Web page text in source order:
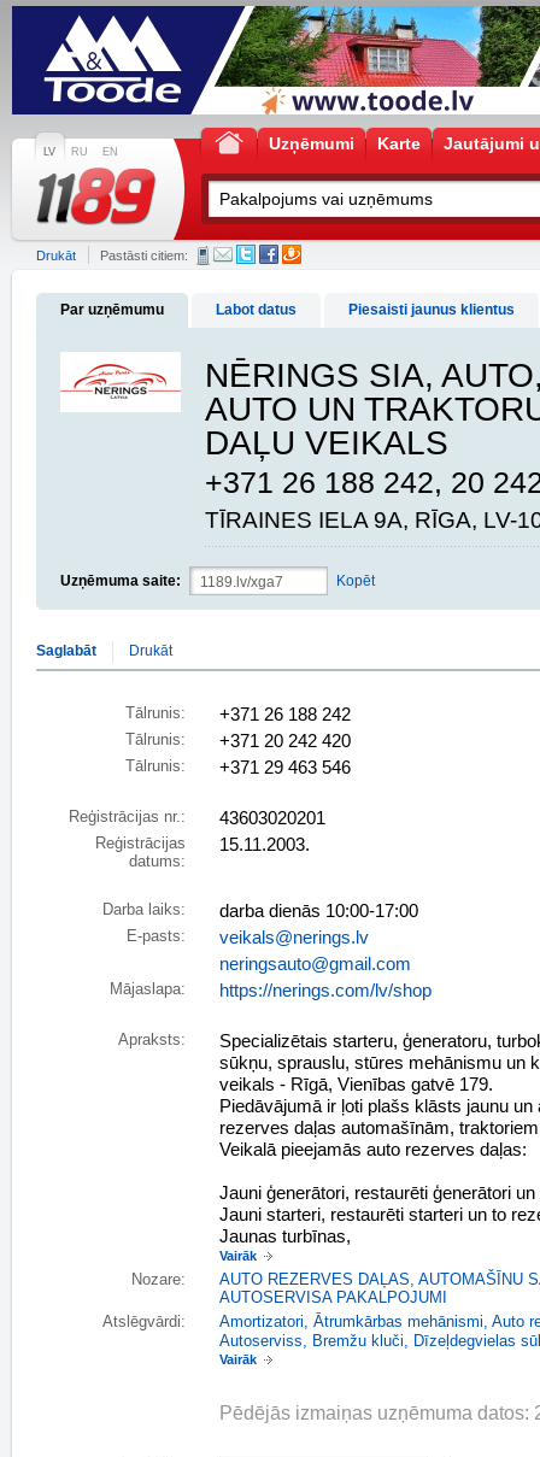
LV RU EN Uzņēmumi Karte Jautājumi
Drukāt Pastāsti citiem:
Par uzņēmumu Labot datus Piesaisti jaunus klientus
NĒRINGS SIA,
AUTO UN
DAĻU VEIKALS
+371 26 188 242, 20
TĪRAINES IELA 9A, RĪGA, LV-
Uzņēmuma saite: Kopēt
Saglabāt Drukāt
Tālrunis: +371 26 188 242
Tālrunis: +371 20 242 420
Tālrunis: +371 29 463 546
Reģistrācijas nr.: 43603020201
Reģistrācijas
datums:
15.11.2003.
Darba laiks: darba dienās 10:00-17:00
E-pasts:
veikals@nerings.lv
neringsauto@gmail.com
Mājaslapa: https://nerings.com/lv/shop
Apraksts:
Specializētais starteru, ģeneratoru,
sūkņu, sprauslu, stūres mehānismu un
veikals - Rīgā, Vienības gatvē 179.
Piedāvājumā ir ļoti plašs klāsts jaunu
rezerves daļas automašīnām,
Veikalā pieejamās auto rezerves daļas:
Jauni ģenerātori, restaurēti ģenerātori
Jauni starteri, restaurēti starteri un to
Jaunas turbīnas,
Vairāk
Nozare: AUTO REZERVES DAĻAS, AUTOMAŠĪNU
AUTOSERVISA PAKALPOJUMI
Atslēgvārdi:
Amortizatori, Ātrumkārbas mehānismi, Auto
Autoserviss, Bremžu kluči, Dīzeļdegvielas
Vairāk
Pēdējās izmaiņas uzņēmuma datos: